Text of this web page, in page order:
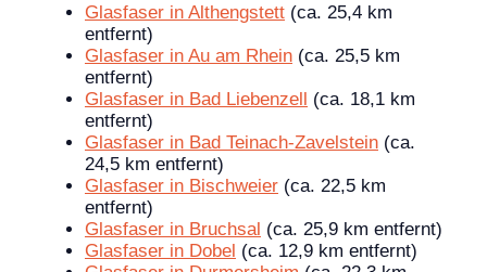
Glasfaser in Althengstett (ca. 25,4 km
entfernt)
Glasfaser in Au am Rhein (ca. 25,5 km
entfernt)
Glasfaser in Bad Liebenzell (ca. 18,1 km
entfernt)
Glasfaser in Bad Teinach-Zavelstein (ca.
24,5 km entfernt)
Glasfaser in Bischweier (ca. 22,5 km
entfernt)
Glasfaser in Bruchsal (ca. 25,9 km entfernt)
Glasfaser in Dobel (ca. 12,9 km entfernt)